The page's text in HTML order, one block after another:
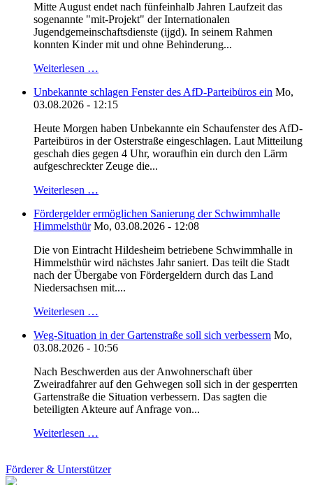
Mitte August endet nach fünfeinhalb Jahren Laufzeit das
sogenannte "mit-Projekt" der Internationalen
Jugendgemeinschaftsdienste (ijgd). In seinem Rahmen
konnten Kinder mit und ohne Behinderung...
Weiterlesen …
Unbekannte schlagen Fenster des AfD-Parteibüros ein Mo,
03.08.2026 - 12:15
Heute Morgen haben Unbekannte ein Schaufenster des AfD-
Parteibüros in der Osterstraße eingeschlagen. Laut Mitteilung
geschah dies gegen 4 Uhr, woraufhin ein durch den Lärm
aufgeschreckter Zeuge die...
Weiterlesen …
Fördergelder ermöglichen Sanierung der Schwimmhalle
Himmelsthür Mo, 03.08.2026 - 12:08
Die von Eintracht Hildesheim betriebene Schwimmhalle in
Himmelsthür wird nächstes Jahr saniert. Das teilt die Stadt
nach der Übergabe von Fördergeldern durch das Land
Niedersachsen mit....
Weiterlesen …
Weg-Situation in der Gartenstraße soll sich verbessern Mo,
03.08.2026 - 10:56
Nach Beschwerden aus der Anwohnerschaft über
Zweiradfahrer auf den Gehwegen soll sich in der gesperrten
Gartenstraße die Situation verbessern. Das sagten die
beteiligten Akteure auf Anfrage von...
Weiterlesen …
Förderer & Unterstützer